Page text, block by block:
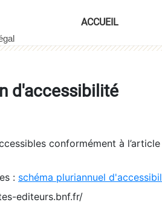
ACCUEIL
d'accessibilité
conformément à
: schéma pluriannuel
editeurs.bnf.fr/